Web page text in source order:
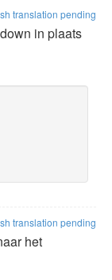
translation pending
in plaats
translation pending
het